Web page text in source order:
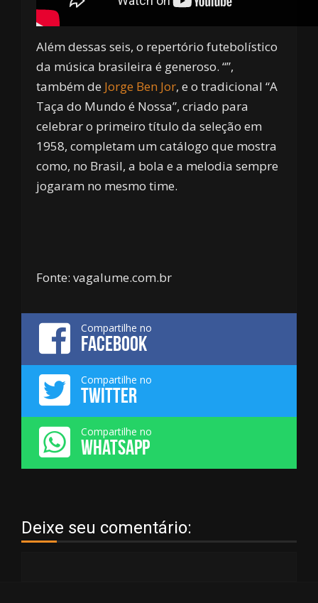
Além dessas seis, o repertório futebolístico
da música brasileira é generoso. “”,
também de Jorge Ben Jor, e o tradicional “A
Taça do Mundo é Nossa”, criado para
celebrar o primeiro título da seleção em
1958, completam um catálogo que mostra
como, no Brasil, a bola e a melodia sempre
jogaram no mesmo time.
Fonte: vagalume.com.br
Compartilhe no
FACEBOOK
Compartilhe no
TWITTER
Compartilhe no
WHATSAPP
Deixe seu comentário: